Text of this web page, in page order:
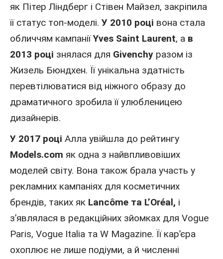
як Пітер Ліндберг і Стівен Майзел, закріпила
її статус топ-моделі. У 2010 році вона стала
обличчям кампаніїYves Saint Laurent, а в
2013 році знялася для Givenchy разом із
Жизель Бюндхен. Її унікальна здатність
перевтілюватися від ніжного образу до
драматичного зробила її улюбленицею
дизайнерів.
У 2017 році Алла увійшла до рейтингу
Models.com як одна з найвпливовіших
моделей світу. Вона також брала участь у
рекламних кампаніях для косметичних
брендів, таких як Lancôme та L’Oréal, і
з’являлася в редакційних зйомках для Vogue
Paris, Vogue Italia та W Magazine. Її кар’єра
охоплює не лише подіуми, а й численні